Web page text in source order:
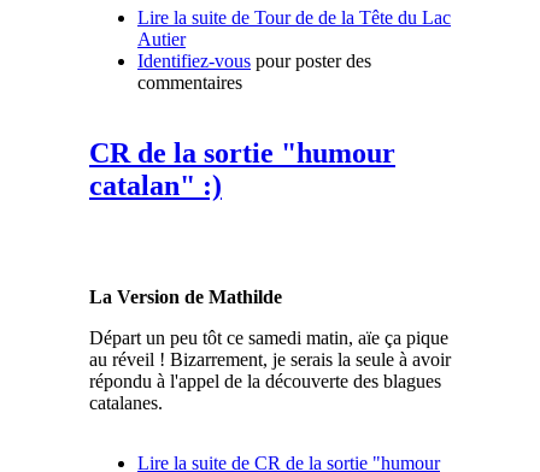
Lire la suite de Tour de de la Tête du Lac
Autier
Identifiez-vous pour poster des
commentaires
CR de la sortie "humour
catalan" :)
La Version de Mathilde
Départ un peu tôt ce samedi matin, aïe ça pique
au réveil ! Bizarrement, je serais la seule à avoir
répondu à l'appel de la découverte des blagues
catalanes.
Lire la suite de CR de la sortie "humour